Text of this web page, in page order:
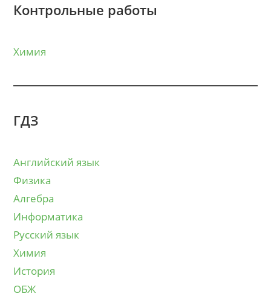
Контрольные работы
Химия
ГДЗ
Английский язык
Физика
Алгебра
Информатика
Русский язык
Химия
История
ОБЖ